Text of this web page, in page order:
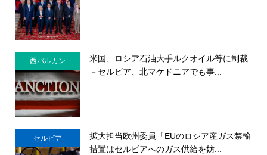
西バルカン
米国、ロシア石油大手ルクオイル等に制裁
－セルビア、北マケドニアでも事...
セルビア
拡大担当欧州委員「EUのロシア産ガス禁輸
措置はセルビアへのガス供給を妨...